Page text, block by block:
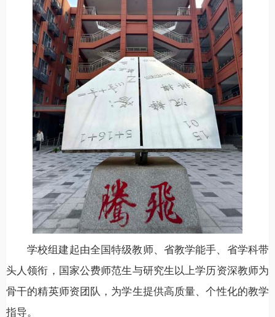
学校组建起由全国特级教师、省教学能手、省学科带
头人领衔，国家公费师范生与研究生以上学历资深教师为
骨干的精英师资团队，为学生提供高质量、个性化的教学
指导。